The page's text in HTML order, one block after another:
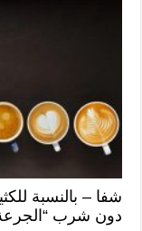
شفا – بالنسبة
دون شرب